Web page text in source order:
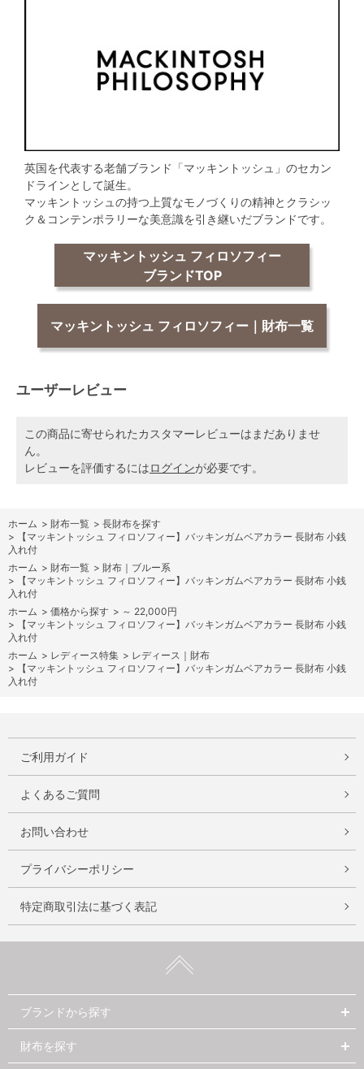
英国を代表する老舗ブランド「マッキントッシュ」のセカン
ドラインとして誕生。
マッキントッシュの持つ上質なモノづくりの精神とクラシッ
ク＆コンテンポラリーな美意識を引き継いだブランドです。
マッキントッシュ フィロソフィー
ブランドTOP
マッキントッシュ フィロソフィー｜財布一覧
ユーザーレビュー
この商品に寄せられたカスタマーレビューはまだありませ
ん。
レビューを評価するにはログインが必要です。
ホーム > 財布一覧 > 長財布を探す
>
【マッキントッシュ フィロソフィー】バッキンガムベアカラー 長財布 小銭
入れ付
ホーム > 財布一覧 > 財布｜ブルー系
>
【マッキントッシュ フィロソフィー】バッキンガムベアカラー 長財布 小銭
入れ付
ホーム > 価格から探す > ～ 22,000円
>
【マッキントッシュ フィロソフィー】バッキンガムベアカラー 長財布 小銭
入れ付
ホーム > レディース特集 > レディース｜財布
>
【マッキントッシュ フィロソフィー】バッキンガムベアカラー 長財布 小銭
入れ付
ご利用ガイド
よくあるご質問
お問い合わせ
プライバシーポリシー
特定商取引法に基づく表記
ブランドから探す
財布を探す